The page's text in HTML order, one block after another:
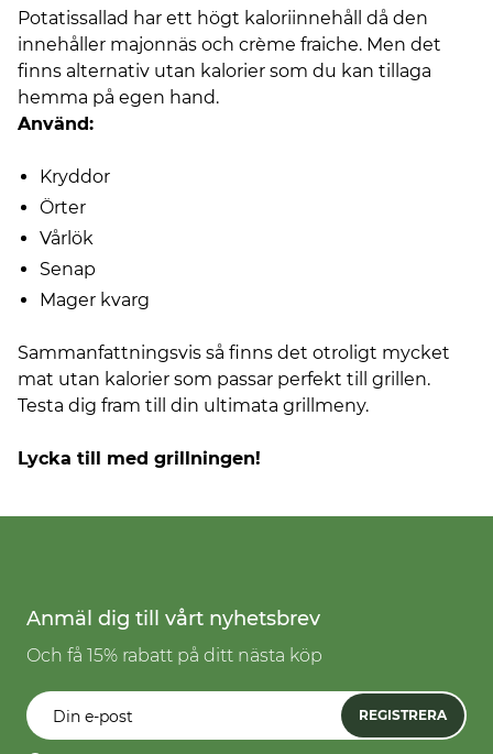
Potatissallad har ett högt kaloriinnehåll då den
innehåller majonnäs och crème fraiche. Men det
finns alternativ utan kalorier som du kan tillaga
hemma på egen hand.
Använd:
Kryddor
Örter
Vårlök
Senap
Mager kvarg
Sammanfattningsvis så finns det otroligt mycket
mat utan kalorier som passar perfekt till grillen.
Testa dig fram till din ultimata grillmeny.
Lycka till med grillningen!
Anmäl dig till vårt nyhetsbrev
Och få 15% rabatt på ditt nästa köp
REGISTRERA